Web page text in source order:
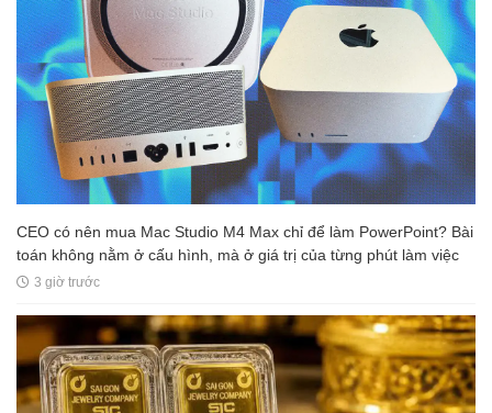
CEO có nên mua Mac Studio M4 Max chỉ để làm PowerPoint? Bài
toán không nằm ở cấu hình, mà ở giá trị của từng phút làm việc
3 giờ trước